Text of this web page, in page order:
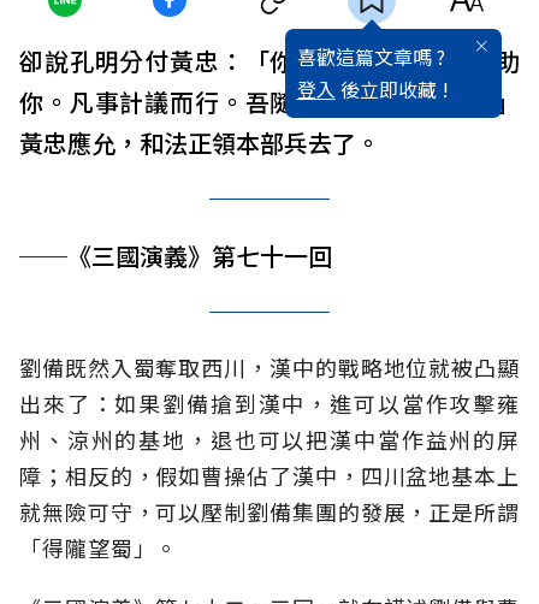
喜歡這篇文章嗎 ?
登入 後立即收藏 !
卻說孔明分付黃忠：「你既要去，吾教法正助
你。凡事計議而行。吾隨後撥人馬來接應。」
黃忠應允，和法正領本部兵去了。
──《三國演義》第七十一回
劉備既然入蜀奪取西川，漢中的戰略地位就被凸顯
出來了：如果劉備搶到漢中，進可以當作攻擊雍
州、涼州的基地，退也可以把漢中當作益州的屏
障；相反的，假如曹操佔了漢中，四川盆地基本上
就無險可守，可以壓制劉備集團的發展，正是所謂
「得隴望蜀」。